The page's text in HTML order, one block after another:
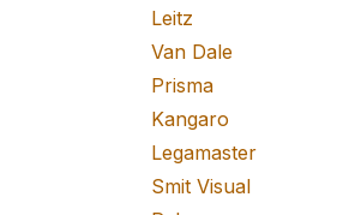
Leitz
Van Dale
Prisma
Kangaro
Legamaster
Smit Visual